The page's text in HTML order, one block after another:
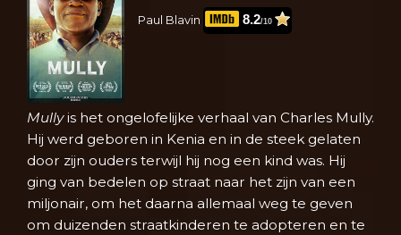
Paul Blavin 8.2/10
Mullyis het ongelofelijke verhaal van Charles Mully.
Hij werd geboren in Kenia en in de steek gelaten
door zijn ouders terwijl hij nog een kind was. Hij
ging van bedelen op straat naar het zijn van een
miljonair, om het daarna allemaal weg te geven
om duizenden straatkinderen te adopteren en te